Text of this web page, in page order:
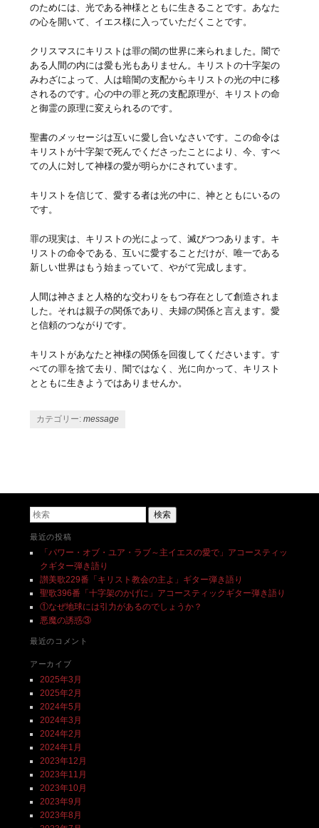
のためには、光である神様とともに生きることです。あなた
の心を開いて、イエス様に入っていただくことです。
クリスマスにキリストは罪の闇の世界に来られました。闇で
ある人間の内には愛も光もありません。キリストの十字架の
みわざによって、人は暗闇の支配からキリストの光の中に移
されるのです。心の中の罪と死の支配原理が、キリストの命
と御霊の原理に変えられるのです。
聖書のメッセージは互いに愛し合いなさいです。この命令は
キリストが十字架で死んでくださったことにより、今、すべ
ての人に対して神様の愛が明らかにされています。
キリストを信じて、愛する者は光の中に、神とともにいるの
です。
罪の現実は、キリストの光によって、滅びつつあります。キ
リストの命令である、互いに愛することだけが、唯一である
新しい世界はもう始まっていて、やがて完成します。
人間は神さまと人格的な交わりをもつ存在として創造されま
した。それは親子の関係であり、夫婦の関係と言えます。愛
と信頼のつながりです。
キリストがあなたと神様の関係を回復してくださいます。す
べての罪を捨て去り、闇ではなく、光に向かって、キリスト
とともに生きようではありませんか。
カテゴリー:message
検索
最近の投稿
「パワー・オブ・ユア・ラブ～主イエスの愛で」アコースティッ
クギター弾き語り
讃美歌229番「キリスト教会の主よ」ギター弾き語り
聖歌396番「十字架のかげに」アコースティックギター弾き語り
①なぜ地球には引力があるのでしょうか？
悪魔の誘惑③
最近のコメント
アーカイブ
2025年3月
2025年2月
2024年5月
2024年3月
2024年2月
2024年1月
2023年12月
2023年11月
2023年10月
2023年9月
2023年8月